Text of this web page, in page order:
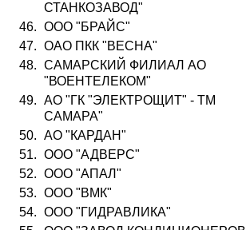
СТАНКОЗАВОД"
46. ООО "БРАЙС"
47. ОАО ПКК "ВЕСНА"
48. САМАРСКИЙ ФИЛИАЛ АО
"ВОЕНТЕЛЕКОМ"
49. АО "ГК "ЭЛЕКТРОЩИТ" - ТМ
САМАРА"
50. АО "КАРДАН"
51. ООО "АДВЕРС"
52. ООО "АПАЛ"
53. ООО "ВМК"
54. ООО "ГИДРАВЛИКА"